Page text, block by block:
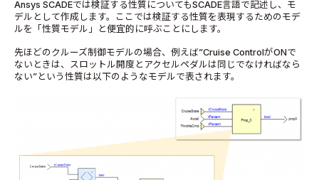
Ansys SCADEでは検証する性質についてもSCADE言語で記述し、モ
デルとして作成します。ここでは検証する性質を表現するためのモデ
ルを「性質モデル」と便宜的に呼ぶことにします。
先ほどのクルーズ制御モデルの場合、例えば”Cruise ControlがONで
ないときは、スロットル開度とアクセルペダルは同じでなければなら
ない”という性質は以下のようなモデルで表されます。